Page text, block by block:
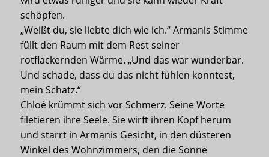
schöpfen.
„Weißt du, sie liebte dich wie ich.“ Armanis Stimme
füllt den Raum mit dem Rest seiner
rotflackernden Wärme. „Und das war wunderbar.
Und schade, dass du das nicht fühlen konntest,
mein Schatz.“
Chloé krümmt sich vor Schmerz. Seine Worte
filetieren ihre Seele. Sie wirft ihren Kopf herum
und starrt in Armanis Gesicht, in den düsteren
Winkel des Wohnzimmers, den die Sonne